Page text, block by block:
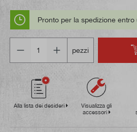
Pronto per la spedizione entro
pezzi
Alla lista dei desideri
Visualizza gli
accessori